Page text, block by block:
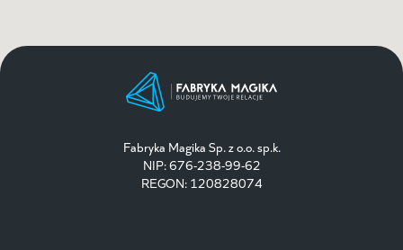
Fabryka Magika Sp. z o.o. sp.k.
NIP: 676-238-99-62
REGON: 120828074